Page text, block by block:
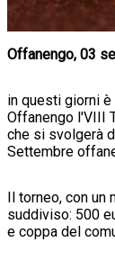
Offanengo, 03
in questi giorni
Offanengo l'VIII
che si svolgerà
Settembre
Il torneo, con un
suddiviso: 500
e coppa del